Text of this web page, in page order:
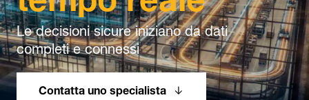
Le decisioni sicure iniziano da dati
completi e connessi
Contatta uno specialista